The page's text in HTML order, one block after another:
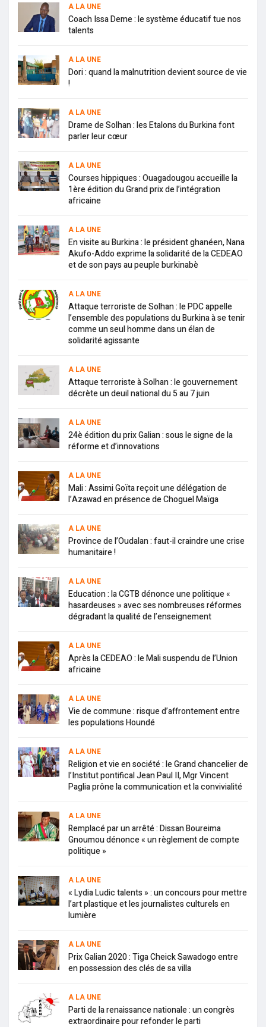
A LA UNE
Coach Issa Deme : le système éducatif tue nos
talents
A LA UNE
Dori : quand la malnutrition devient source de vie
!
A LA UNE
Drame de Solhan : les Etalons du Burkina font
parler leur cœur
A LA UNE
Courses hippiques : Ouagadougou accueille la
1ère édition du Grand prix de l’intégration
africaine
A LA UNE
En visite au Burkina : le président ghanéen, Nana
Akufo-Addo exprime la solidarité de la CEDEAO
et de son pays au peuple burkinabè
A LA UNE
Attaque terroriste de Solhan : le PDC appelle
l’ensemble des populations du Burkina à se tenir
comme un seul homme dans un élan de
solidarité agissante
A LA UNE
Attaque terroriste à Solhan : le gouvernement
décrète un deuil national du 5 au 7 juin
A LA UNE
24è édition du prix Galian : sous le signe de la
réforme et d’innovations
A LA UNE
Mali : Assimi Goïta reçoit une délégation de
l’Azawad en présence de Choguel Maïga
A LA UNE
Province de l’Oudalan : faut-il craindre une crise
humanitaire !
A LA UNE
Education : la CGTB dénonce une politique «
hasardeuses » avec ses nombreuses réformes
dégradant la qualité de l’enseignement
A LA UNE
Après la CEDEAO : le Mali suspendu de l’Union
africaine
A LA UNE
Vie de commune : risque d’affrontement entre
les populations Houndé
A LA UNE
Religion et vie en société : le Grand chancelier de
l’Institut pontifical Jean Paul II, Mgr Vincent
Paglia prône la communication et la convivialité
A LA UNE
Remplacé par un arrêté : Dissan Boureima
Gnoumou dénonce « un règlement de compte
politique »
A LA UNE
« Lydia Ludic talents » : un concours pour mettre
l’art plastique et les journalistes culturels en
lumière
A LA UNE
Prix Galian 2020 : Tiga Cheick Sawadogo entre
en possession des clés de sa villa
A LA UNE
Parti de la renaissance nationale : un congrès
extraordinaire pour refonder le parti